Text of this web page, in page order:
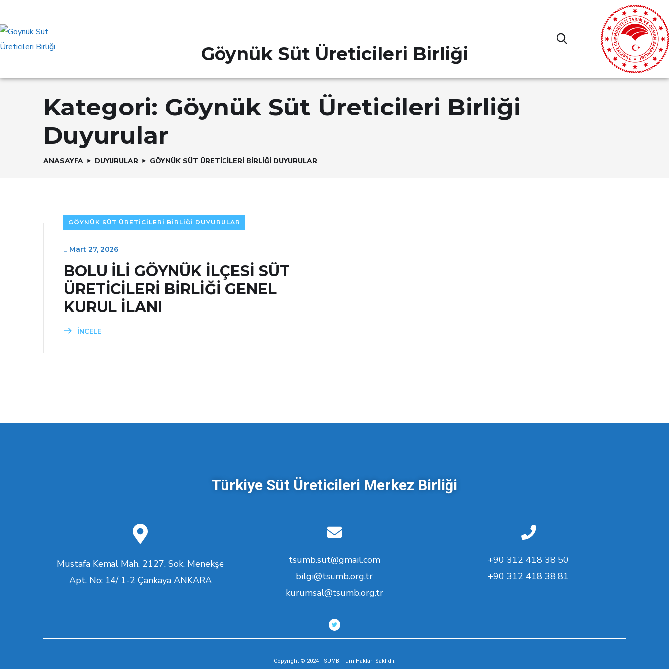
Göynük Süt Üreticileri Birliği
Kategori: Göynük Süt Üreticileri Birliği
Duyurular
ANASAYFA DUYURULAR GÖYNÜK SÜT ÜRETICILERI BIRLIĞI DUYURULAR
GÖYNÜK SÜT ÜRETICILERI BIRLIĞI DUYURULAR
_ Mart 27, 2026
BOLU İLİ GÖYNÜK İLÇESİ SÜT
ÜRETİCİLERİ BİRLİĞİ GENEL
KURUL İLANI
İNCELE
Türkiye Süt Üreticileri Merkez Birliği
Mustafa Kemal Mah. 2127. Sok. Menekşe
Apt. No: 14/ 1-2 Çankaya ANKARA
tsumb.sut@gmail.com
bilgi@tsumb.org.tr
kurumsal@tsumb.org.tr
+90 312 418 38 50
+90 312 418 38 81
Copyright © 2024 TSUMB. Tüm Hakları Saklıdır.